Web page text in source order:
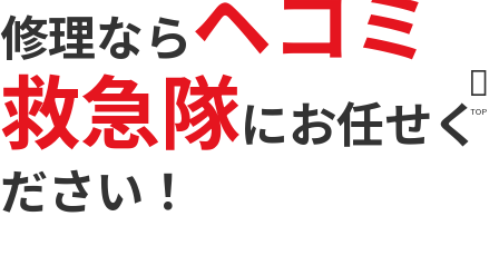
修理なら
救急隊にお任せく
ださい！
TOP